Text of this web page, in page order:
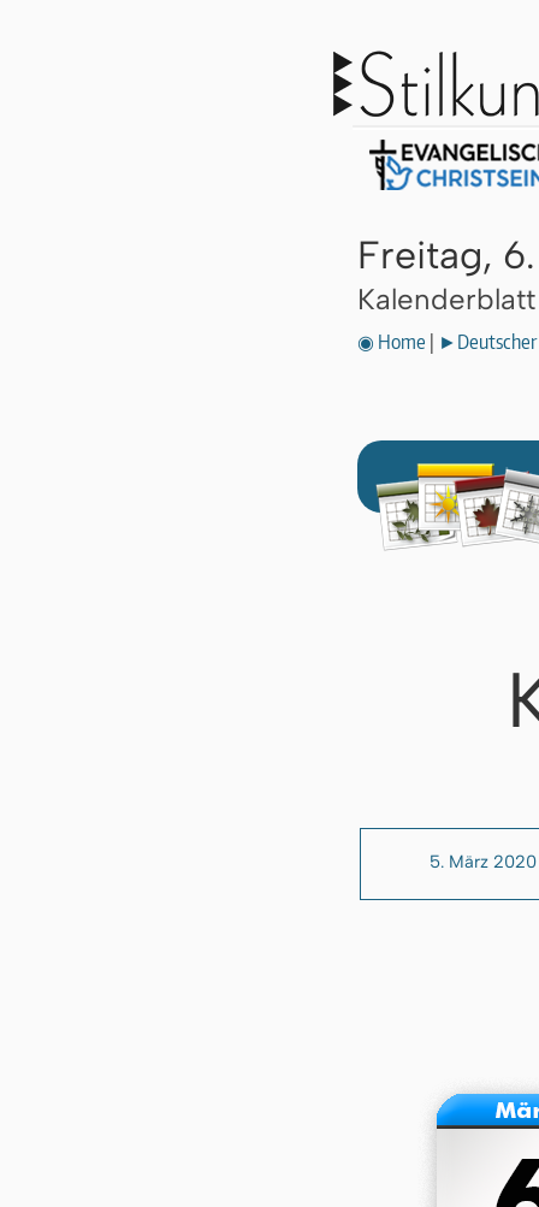
Freitag,
◉ Home ►Deutscher
5. März 2020